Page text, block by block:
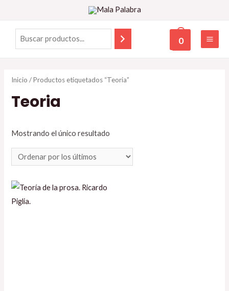
0
Inicio / Productos etiquetados “Teoria”
Teoria
Mostrando el único resultado